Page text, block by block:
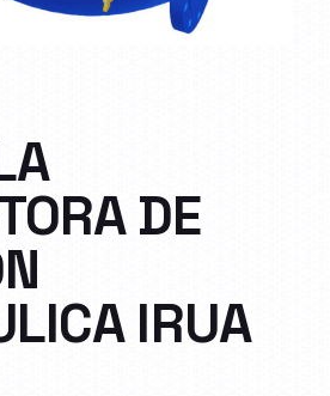
DE
IRUA